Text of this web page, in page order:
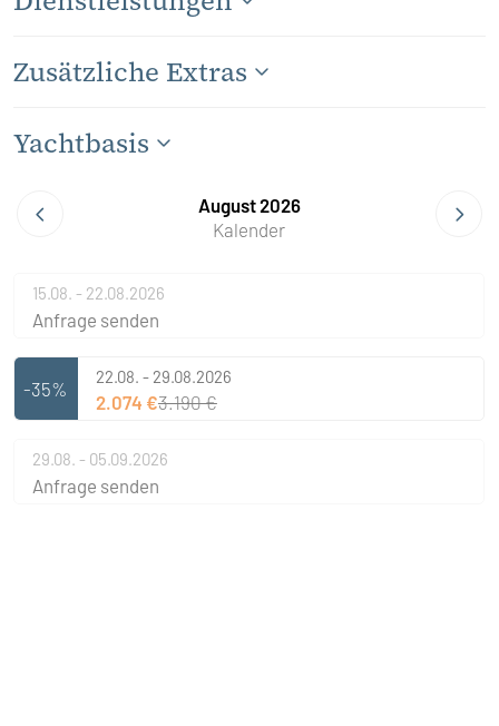
Zusätzliche Extras
Yachtbasis
August 2026
Kalender
15.08. - 22.08.2026
Anfrage senden
-35%
22.08. - 29.08.2026
2.074 €3.190 €
29.08. - 05.09.2026
Anfrage senden